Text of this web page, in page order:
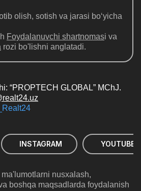
olish, sotish va jarasi bo‘yicha
Foydalanuvchi shartnomasi va
rozi bo'lishni anglatadi.
“PROPTECH GLOBAL” MChJ.
INSTAGRAM YOUTUBE
nusxalash,
boshqa maqsadlarda foydalanish